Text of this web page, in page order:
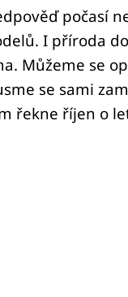
počasí
I příroda
Můžeme se
se sami
řekne říjen o